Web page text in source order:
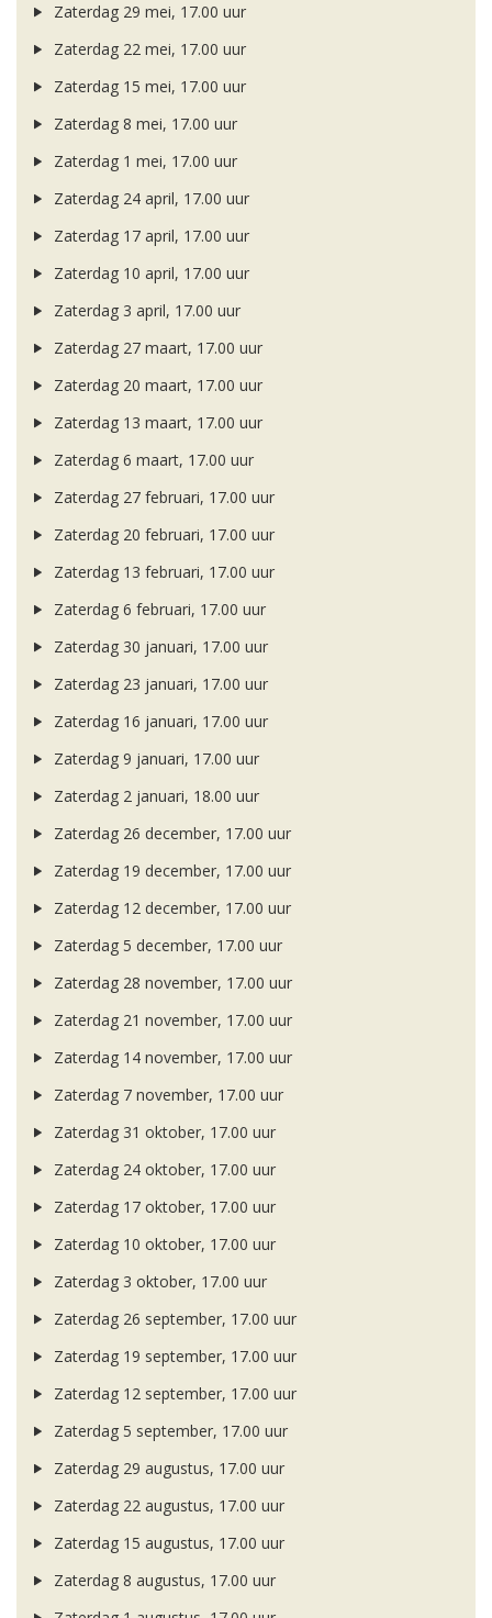
Zaterdag 29 mei, 17.00 uur
Zaterdag 22 mei, 17.00 uur
Zaterdag 15 mei, 17.00 uur
Zaterdag 8 mei, 17.00 uur
Zaterdag 1 mei, 17.00 uur
Zaterdag 24 april, 17.00 uur
Zaterdag 17 april, 17.00 uur
Zaterdag 10 april, 17.00 uur
Zaterdag 3 april, 17.00 uur
Zaterdag 27 maart, 17.00 uur
Zaterdag 20 maart, 17.00 uur
Zaterdag 13 maart, 17.00 uur
Zaterdag 6 maart, 17.00 uur
Zaterdag 27 februari, 17.00 uur
Zaterdag 20 februari, 17.00 uur
Zaterdag 13 februari, 17.00 uur
Zaterdag 6 februari, 17.00 uur
Zaterdag 30 januari, 17.00 uur
Zaterdag 23 januari, 17.00 uur
Zaterdag 16 januari, 17.00 uur
Zaterdag 9 januari, 17.00 uur
Zaterdag 2 januari, 18.00 uur
Zaterdag 26 december, 17.00 uur
Zaterdag 19 december, 17.00 uur
Zaterdag 12 december, 17.00 uur
Zaterdag 5 december, 17.00 uur
Zaterdag 28 november, 17.00 uur
Zaterdag 21 november, 17.00 uur
Zaterdag 14 november, 17.00 uur
Zaterdag 7 november, 17.00 uur
Zaterdag 31 oktober, 17.00 uur
Zaterdag 24 oktober, 17.00 uur
Zaterdag 17 oktober, 17.00 uur
Zaterdag 10 oktober, 17.00 uur
Zaterdag 3 oktober, 17.00 uur
Zaterdag 26 september, 17.00 uur
Zaterdag 19 september, 17.00 uur
Zaterdag 12 september, 17.00 uur
Zaterdag 5 september, 17.00 uur
Zaterdag 29 augustus, 17.00 uur
Zaterdag 22 augustus, 17.00 uur
Zaterdag 15 augustus, 17.00 uur
Zaterdag 8 augustus, 17.00 uur